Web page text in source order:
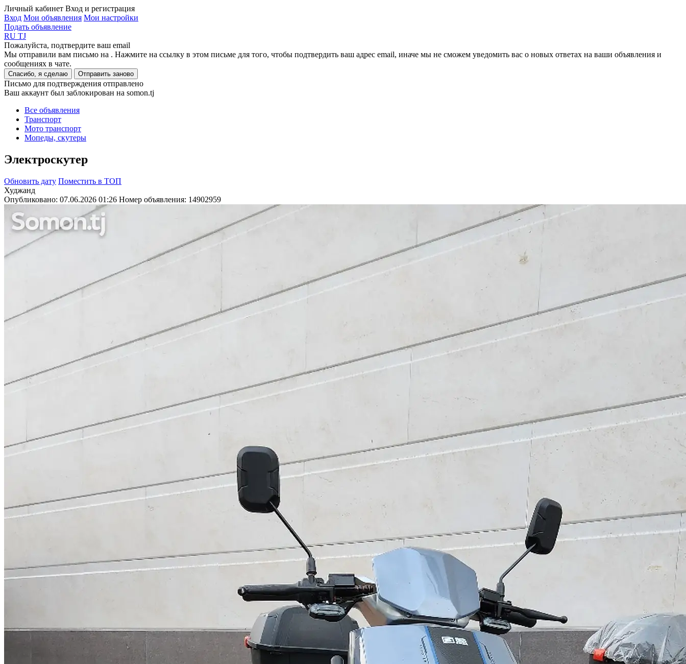
Личный кабинет Вход и регистрация
Вход Мои объявления Мои настройки
Подать объявление
RU TJ
Пожалуйста, подтвердите ваш email
Мы отправили вам письмо на . Нажмите на ссылку в этом письме для того, чтобы подтвердить ваш адрес email, иначе мы не сможем уведомить вас о новых ответах на ваши объявления и
сообщениях в чате.
Спасибо, я сделаю Отправить заново
Письмо для подтверждения отправлено
Ваш аккаунт был заблокирован на somon.tj
Все объявления
Транспорт
Мото транспорт
Мопеды, скутеры
Электроскутер
Обновить дату Поместить в ТОП
Худжанд
Опубликовано: 07.06.2026 01:26 Номер объявления: 14902959